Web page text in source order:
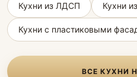
Кухни из ЛДСП Кухни
Кухни с пластиковыми
ВСЕ КУХНИ